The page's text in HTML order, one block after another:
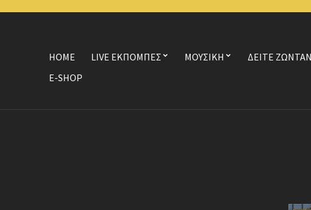
HOME LIVE ΕΚΠΟΜΠΕΣ ΜΟΥΣΙΚΗ ΔΕΙΤΕ
E-SHOP